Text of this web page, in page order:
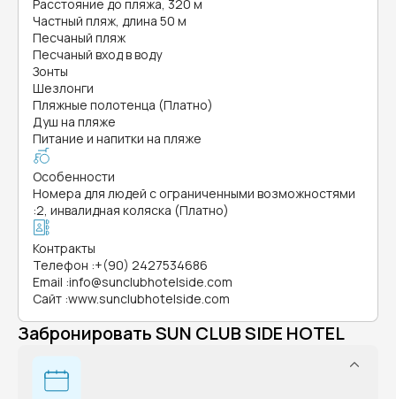
Расстояние до пляжа, 320 м
Частный пляж, длина 50 м
Песчаный пляж
Песчаный вход в воду
Зонты
Шезлонги
Пляжные полотенца (Платно)
Душ на пляже
Питание и напитки на пляже
Особенности
Номера для людей с ограниченными возможностями
:2, инвалидная коляска (Платно)
Контракты
Телефон :+(90) 2427534686
Email :info@sunclubhotelside.com
Сайт :www.sunclubhotelside.com
Забронировать SUN CLUB SIDE HOTEL